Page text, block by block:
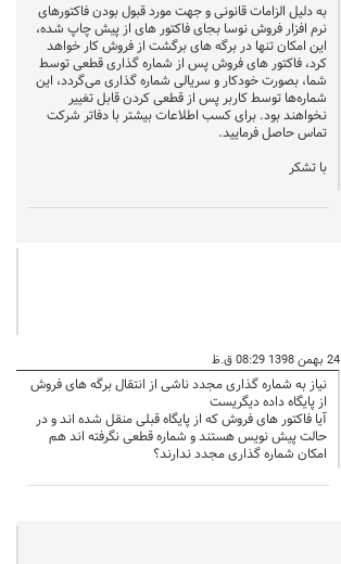
به دلیل الزامات قانونی و جهت مورد قبول بودن فاکتورهای
نرم افزار فروش نوسا بجای فاکتور های از پیش چاپ شده،
این امکان تنها در برگه های برگشت از فروش کار خواهد
کرد، فاکتور های فروش پس از شماره گذاری قطعی توسط
شما، بصورت خودکار و سریالی شماره گذاری می‌گردد، این
شماره‌ها توسط کاربر پس از قطعی کردن قابل تغییر
نخواهند بود. برای کسب اطلاعات بیشتر با دفاتر شرکت
تماس حاصل فرمایید.
با تشکر
24 بهمن 1398 08:29 ق.ظ
نیاز به شماره گذاری مجدد ناشی از انتقال برگه های فروش
از پایگاه داده دیگریست
آیا فاکتور های فروش که از پایگاه قبلی منقل شده اند و در
حالت پیش نویس هستند و شماره قطعی نگرفته اند هم
امکان شماره گذاری مجدد ندارند؟